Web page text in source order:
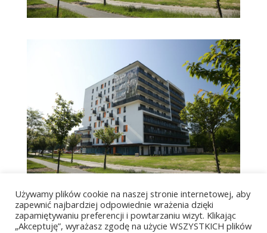
Używamy plików cookie na naszej stronie internetowej, aby
zapewnić najbardziej odpowiednie wrażenia dzięki
zapamiętywaniu preferencji i powtarzaniu wizyt. Klikając
„Akceptuję”, wyrażasz zgodę na użycie WSZYSTKICH plików